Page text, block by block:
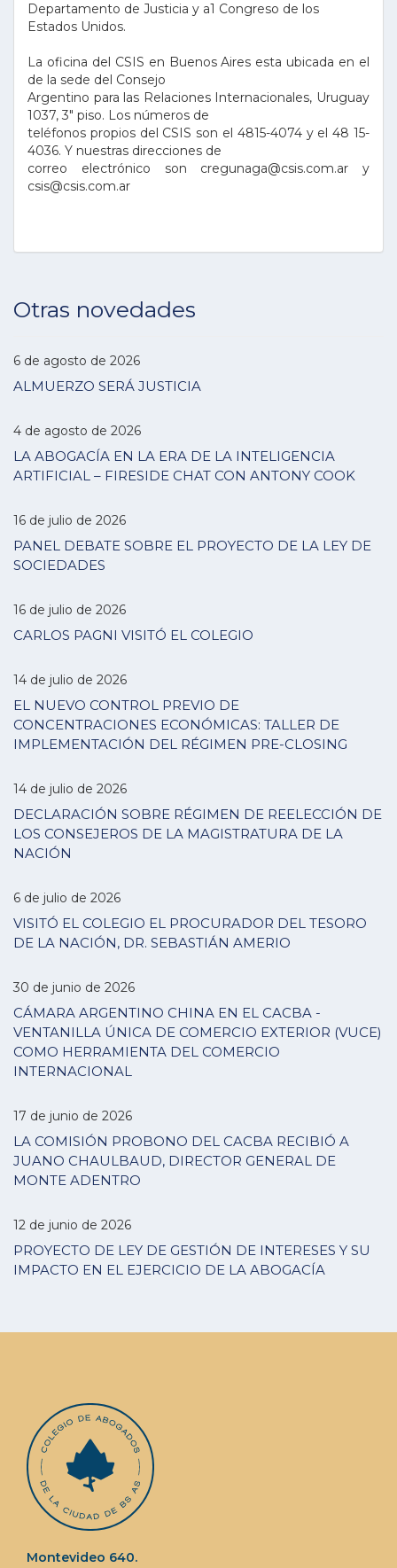
Departamento de Justicia y a1 Congreso de los
Estados Unidos.
La oficina del CSIS en Buenos Aires esta ubicada en el
de la sede del Consejo
Argentino para las Relaciones Internacionales, Uruguay
1037, 3" piso. Los números de
teléfonos propios del CSIS son el 4815-4074 y el 48 15-
4036. Y nuestras direcciones de
correo electrónico son cregunaga@csis.com.ar y
csis@csis.com.ar
Otras novedades
6 de agosto de 2026
ALMUERZO SERÁ JUSTICIA
4 de agosto de 2026
LA ABOGACÍA EN LA ERA DE LA INTELIGENCIA
ARTIFICIAL – FIRESIDE CHAT CON ANTONY COOK
16 de julio de 2026
PANEL DEBATE SOBRE EL PROYECTO DE LA LEY DE
SOCIEDADES
16 de julio de 2026
CARLOS PAGNI VISITÓ EL COLEGIO
14 de julio de 2026
EL NUEVO CONTROL PREVIO DE
CONCENTRACIONES ECONÓMICAS: TALLER DE
IMPLEMENTACIÓN DEL RÉGIMEN PRE-CLOSING
14 de julio de 2026
DECLARACIÓN SOBRE RÉGIMEN DE REELECCIÓN DE
LOS CONSEJEROS DE LA MAGISTRATURA DE LA
NACIÓN
6 de julio de 2026
VISITÓ EL COLEGIO EL PROCURADOR DEL TESORO
DE LA NACIÓN, DR. SEBASTIÁN AMERIO
30 de junio de 2026
CÁMARA ARGENTINO CHINA EN EL CACBA -
VENTANILLA ÚNICA DE COMERCIO EXTERIOR (VUCE)
COMO HERRAMIENTA DEL COMERCIO
INTERNACIONAL
17 de junio de 2026
LA COMISIÓN PROBONO DEL CACBA RECIBIÓ A
JUANO CHAULBAUD, DIRECTOR GENERAL DE
MONTE ADENTRO
12 de junio de 2026
PROYECTO DE LEY DE GESTIÓN DE INTERESES Y SU
IMPACTO EN EL EJERCICIO DE LA ABOGACÍA
Montevideo 640.